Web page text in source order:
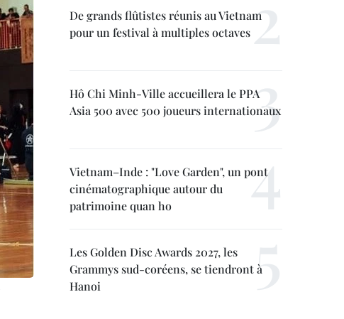
De grands flûtistes réunis au Vietnam
pour un festival à multiples octaves
Hô Chi Minh-Ville accueillera le PPA
Asia 500 avec 500 joueurs internationaux
Vietnam–Inde : "Love Garden", un pont
cinématographique autour du
patrimoine quan ho
Les Golden Disc Awards 2027, les
Grammys sud-coréens, se tiendront à
Hanoi